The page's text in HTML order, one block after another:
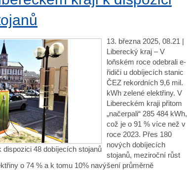
48 dobíjecích stojanů
13. března 2025, 08.21 |
Liberecký kraj – V
loňském roce odebrali e-
řidiči u dobíjecích stanic
ČEZ rekordních 9,6 mil.
kWh zelené elektřiny. V
Libereckém kraji přitom
„načerpali“ 285 484 kWh,
což je o 91 % více než v
roce 2023. Přes 180
nových dobíjecích
stojanů, meziroční růst
o 74 % a k tomu 10% navýšení průměrně